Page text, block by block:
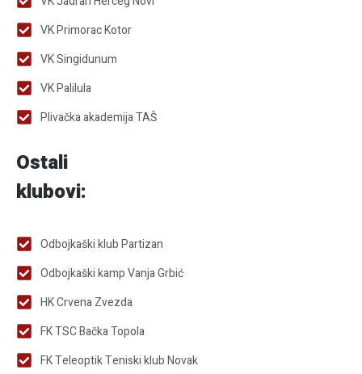
VK Primorac Kotor
VK Singidunum
VK Palilula
Plivačka akademija TAŠ
Ostali
klubovi:
Odbojkaški klub Partizan
Odbojkaški kamp Vanja Grbić
HK Crvena Zvezda
FK TSC Bačka Topola
FK Teleoptik Teniski klub Novak